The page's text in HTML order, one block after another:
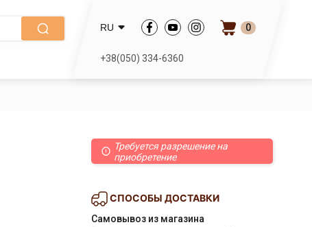
RU 0
+38(050) 334-6360
Требуется разрешение на
приобретение
СПОСОБЫ ДОСТАВКИ
Самовывоз из магазина